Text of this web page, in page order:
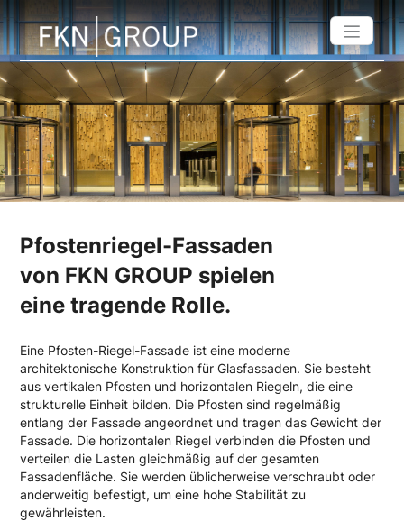
Pfostenriegel-Fassaden
von FKN GROUP spielen
eine tragende Rolle.
Eine Pfosten-Riegel-Fassade ist eine moderne
architektonische Konstruktion für Glasfassaden. Sie besteht
aus vertikalen Pfosten und horizontalen Riegeln, die eine
strukturelle Einheit bilden. Die Pfosten sind regelmäßig
entlang der Fassade angeordnet und tragen das Gewicht der
Fassade. Die horizontalen Riegel verbinden die Pfosten und
verteilen die Lasten gleichmäßig auf der gesamten
Fassadenfläche. Sie werden üblicherweise verschraubt oder
anderweitig befestigt, um eine hohe Stabilität zu
gewährleisten.